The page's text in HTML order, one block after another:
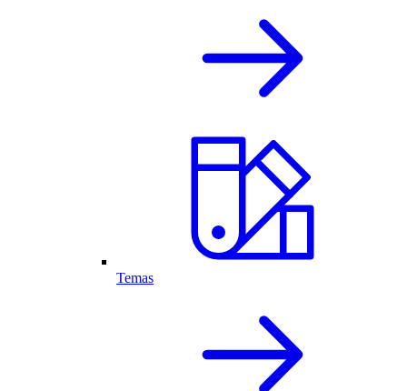
Temas